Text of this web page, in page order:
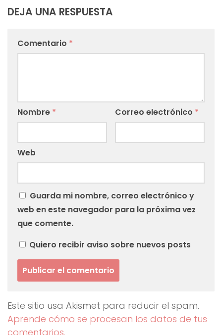
DEJA UNA RESPUESTA
Comentario *
Nombre * Correo electrónico *
Web
Guarda mi nombre, correo electrónico y
web en este navegador para la próxima vez
que comente.
Quiero recibir aviso sobre nuevos posts
Este sitio usa Akismet para reducir el spam.
Aprende cómo se procesan los datos de tus
comentarios.